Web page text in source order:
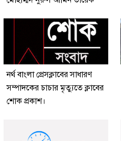
নর্থ বাংলা প্রেসক্লাবের সাধারণ
সম্পাদকের চাচার মৃত্যুতে ক্লাবের
শোক প্রকাশ।